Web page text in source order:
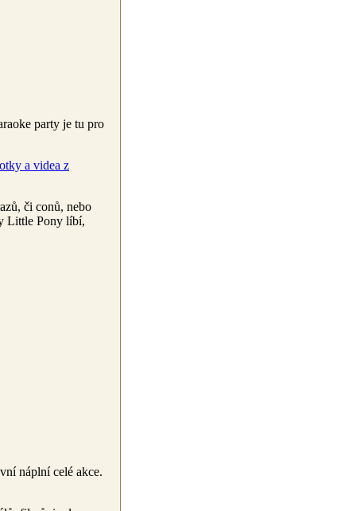
party je tu pro
a videa z
či conů, nebo
Little Pony líbí,
náplní celé akce.